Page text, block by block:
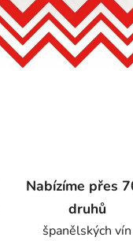
Nabízíme přes
druhů
španělských vín